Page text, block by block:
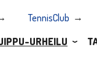
TennisClub
URHEILU